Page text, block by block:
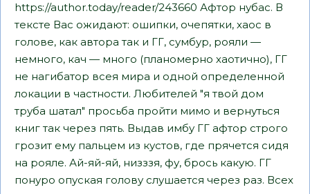
https://author.today/reader/243660 Афтор нубас. В
тексте Вас ожидают: ошипки, очепятки, хаос в
голове, как автора так и ГГ, сумбур, рояли —
немного, кач — много (планомерно хаотично), ГГ
не нагибатор всея мира и одной определенной
локации в частности. Любителей "я твой дом
труба шатал" просьба пройти мимо и вернуться
книг так через пять. Выдав имбу ГГ афтор строго
грозит ему пальцем из кустов, где прячется сидя
на рояле. Ай-яй-яй, низззя, фу, брось какую. ГГ
понуро опуская голову слушается через раз. Всех